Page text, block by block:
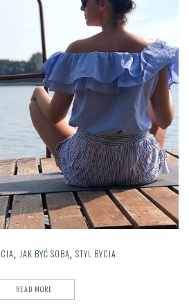
, JAK BYĆ SOBĄ, STYL BYCIA
READ MORE